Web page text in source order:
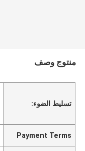
منتوج وصف
تسليط الضوء:
Payment Terms